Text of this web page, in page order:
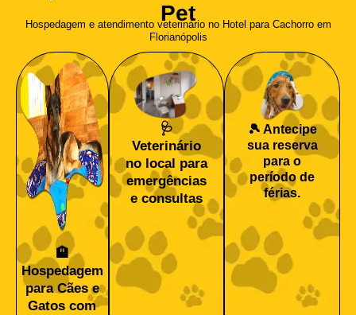
Pet
Hospedagem e atendimento veterinário no Hotel para Cachorro em
Florianópolis
🏨
Hospedagem
para Cães e
Gatos com
🩺
Veterinário
no local para
emergências
e consultas
🎾 Antecipe
sua reserva
para o
período de
férias.